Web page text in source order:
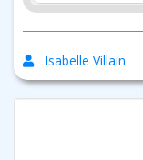
Isabelle Villain